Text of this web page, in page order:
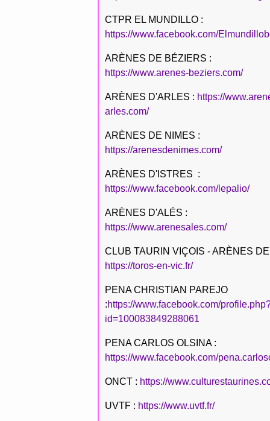
CTPR EL MUNDILLO :
https://www.facebook.com/
ARÈNES DE BÉZIERS :
https://www.arenes-beziers.com/
ARÈNES D'ARLES : https://
arles.com/
ARÈNES DE NIMES :
https://arenesdenimes.com/
ARÈNES D'ISTRES :
https://www.facebook.com/lepalio/
ARÈNES D'ALÉS :
https://www.arenesales.com/
CLUB TAURIN VIÇOIS - ARÈNES
https://toros-en-vic.fr/
PENA CHRISTIAN PAREJO
:https://www.facebook.com/
id=100083849288061
PENA CARLOS OLSINA :
https://www.facebook.com/
ONCT : https://
UVTF : https://www.uvtf.fr/